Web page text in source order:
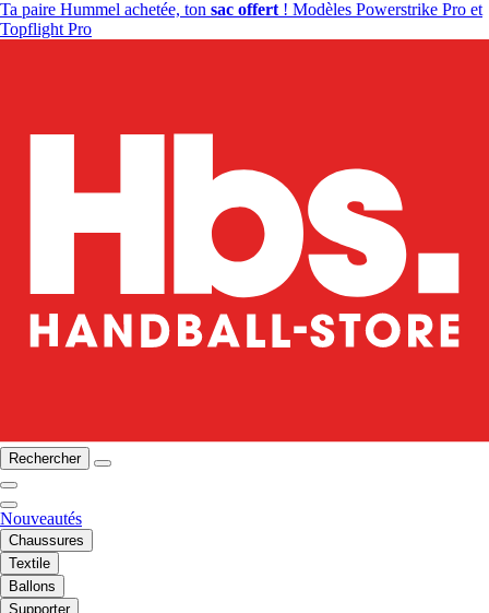
Ta paire Hummel achetée, ton sac offert ! Modèles Powerstrike Pro et
Topflight Pro
Rechercher
Nouveautés
Chaussures
Textile
Ballons
Supporter